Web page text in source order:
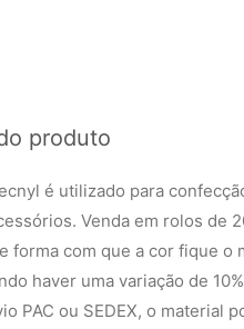
produto
é utilizado para
Venda em rolos de
forma com que a cor fique
haver uma variação de
PAC ou SEDEX, o material